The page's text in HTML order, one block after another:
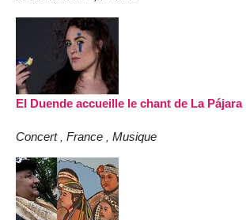
El Duende accueille le chant de La Pájara
Concert, France , Musique